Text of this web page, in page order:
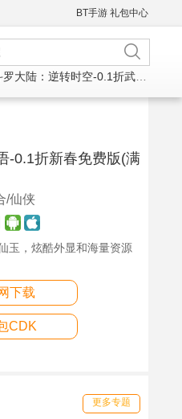
BT手游 礼包中心
大陆：逆转时空-0.1折武魂觉醒
-0.1折新春免费版(满
/仙侠
玉，炫酷外显和海量资源
下载
CDK
更多专题